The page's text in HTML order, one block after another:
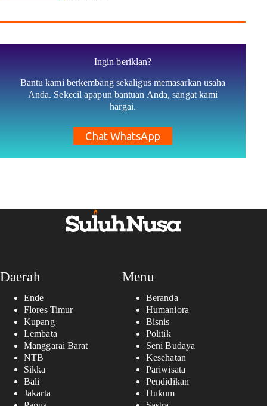
Ingin beriklan?
Bantu kami berkembang sekaligus memasarkan usaha
Anda. Sekecil apapun bantuan Anda, sangat kami
hargai.
Chat WhatsApp
Daerah
Ende
Flores Timur
Kupang
Lembata
Manggarai Barat
NTB
Sikka
Bali
Jakarta
Menu
Beranda
Humaniora
Bisnis
Politik
Seni Budaya
Kesehatan
Pariwisata
Pendidikan
Hukum